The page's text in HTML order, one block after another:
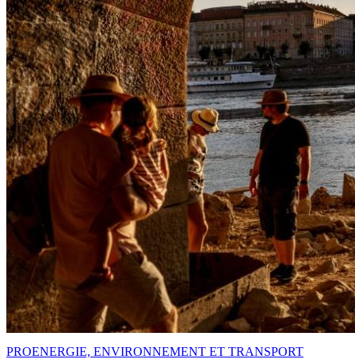
PROENERGIE, ENVIRONNEMENT ET TRANSPORT